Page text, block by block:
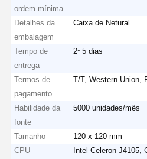
ordem mínima
Detalhes da
embalagem
Caixa de Netural
Tempo de
entrega
2~5 dias
Termos de
pagamento
T/T, Western Union,
Habilidade da
fonte
5000 unidades/mês
Tamanho
120 x 120 mm
CPU
Intel Celeron J4105,